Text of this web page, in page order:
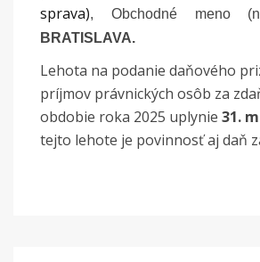
sprava), Obchodné meno
BRATISLAVA.
Lehota na podanie daňového
príjmov právnických osôb za
obdobie roka 2025 uplynie 31.
tejto lehote je povinnosť aj daň